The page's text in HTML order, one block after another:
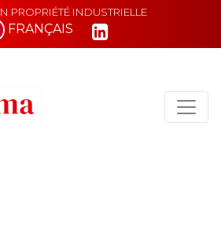
PROPRIÉTÉ INDUSTRIELLE
FRANÇAIS